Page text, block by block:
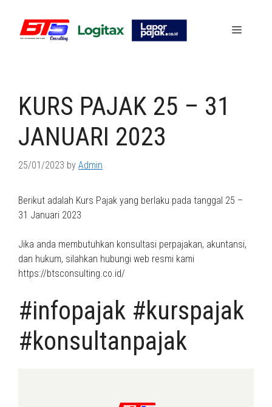
content
Menu
KURS PAJAK 25 – 31
JANUARI 2023
25/01/2023 by Admin
Berikut adalah Kurs Pajak yang berlaku pada tanggal 25 –
31 Januari 2023
Jika anda membutuhkan konsultasi perpajakan, akuntansi,
dan hukum, silahkan hubungi web resmi kami
https://btsconsulting.co.id/
#infopajak #kurspajak
#konsultanpajak